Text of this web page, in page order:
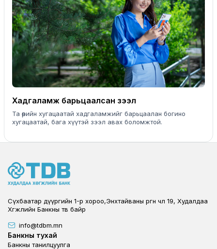
Хадгаламж барьцаалсан зээл
Та өөрийн хугацаатай хадгаламжийг барьцаалан богино
хугацаатай, бага хүүтэй зээл авах боломжтой.
Сүхбаатар дүүргийн 1-р хороо,Энхтайваны өргөн чөлөө 19, Худалдаа
Хөгжлийн Банкны төв байр
info@tdbm.mn
Footer
Банкны тухай
Банкны танилцуулга